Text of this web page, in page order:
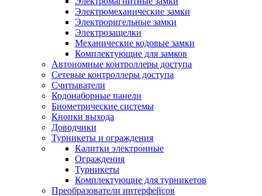
Электромеханические замки
Электроригельные замки
Электрозащелки
Механические кодовые замки
Комплектующие для замков
Автономные контроллеры доступа
Сетевые контроллеры доступа
Считыватели
Кодонаборные панели
Биометрические системы
Кнопки выхода
Доводчики
Турникеты и ограждения
Калитки электронные
Ограждения
Турникеты
Комплектующие для турникетов
Преобразователи интерфейсов